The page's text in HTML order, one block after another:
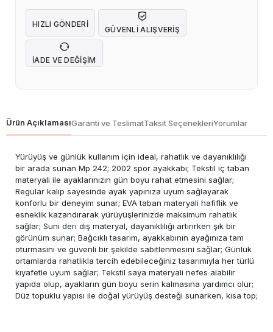
HIZLI GÖNDERI
GÜVENLI ALIŞVERIŞ
İADE VE DEĞIŞIM
Ürün AçıklamasıGaranti ve TeslimatTaksit SeçenekleriYorumlar
Yürüyüş ve günlük kullanım için ideal, rahatlık ve dayanıklılığı
bir arada sunan Mp 242; 2002 spor ayakkabı; Tekstil iç taban
materyali ile ayaklarınızın gün boyu rahat etmesini sağlar;
Regular kalıp sayesinde ayak yapınıza uyum sağlayarak
konforlu bir deneyim sunar; EVA taban materyali hafiflik ve
esneklik kazandırarak yürüyüşlerinizde maksimum rahatlık
sağlar; Suni deri dış materyal, dayanıklılığı artırırken şık bir
görünüm sunar; Bağcıklı tasarım, ayakkabının ayağınıza tam
oturmasını ve güvenli bir şekilde sabitlenmesini sağlar; Günlük
ortamlarda rahatlıkla tercih edebileceğiniz tasarımıyla her türlü
kıyafetle uyum sağlar; Tekstil saya materyali nefes alabilir
yapıda olup, ayakların gün boyu serin kalmasına yardımcı olur;
Düz topuklu yapısı ile doğal yürüyüş desteği sunarken, kısa top;